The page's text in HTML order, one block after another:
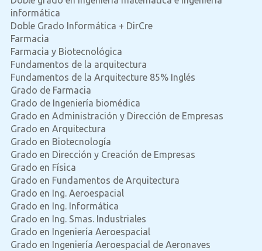
informática
Doble Grado Informática + DirCre
Farmacia
Farmacia y Biotecnológica
Fundamentos de la arquitectura
Fundamentos de la Arquitecture 85% Inglés
Grado de Farmacia
Grado de Ingeniería biomédica
Grado en Administración y Dirección de Empresas
Grado en Arquitectura
Grado en Biotecnología
Grado en Dirección y Creación de Empresas
Grado en Física
Grado en Fundamentos de Arquitectura
Grado en Ing. Aeroespacial
Grado en Ing. Informática
Grado en Ing. Smas. Industriales
Grado en Ingeniería Aeroespacial
Grado en Ingeniería Aeroespacial de Aeronaves